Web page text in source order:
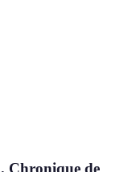
Chronique de